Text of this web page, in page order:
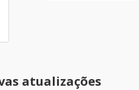
atualizações